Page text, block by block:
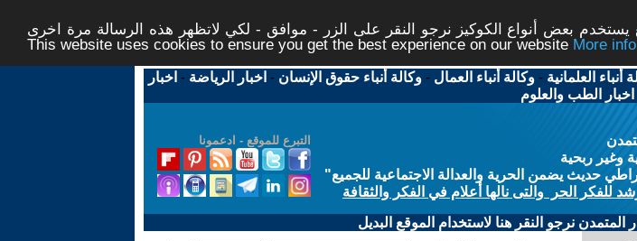
بعض أنواع الكوكيز نرجو النقر على الزر - موافق - لكي لاتظهر هذه الرسالة مرة اخرى -
This website uses cookies to ensure you get the best experience on our website
أنباء العلمانية -وكالة أنباء العمال -وكالة أنباء حقوق الإنسان - اخبار الرياضة - اخبار
اخبار الطب والعلوم
التبرع للموقع - ادعمونا
وغير ربحية
حديث يضمن الحرية والعدالة الاجتماعية للجميع"
للفكر الحر والتى نالها أعلام في الفكر والثقافة
نرجو النقر هنا لاستخدام الموقع البديل